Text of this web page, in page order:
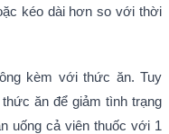
kéo dài hơn so với thời
kèm với thức ăn. Tuy
ăn để giảm tình trạng
uống cả viên thuốc với 1